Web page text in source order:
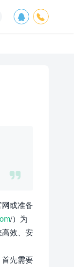
 

或准备
/）为
效、安
先需要